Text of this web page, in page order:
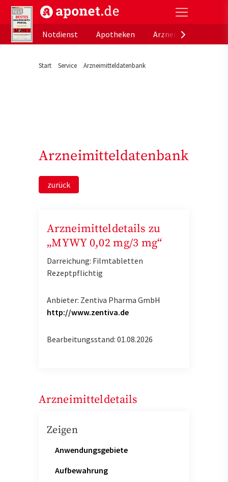
aponet.de - Das offizielle Gesundheitsportal der
Notdienst
Apotheken
Start Service Arzneimitteldatenbank
Arzneimitteldatenbank
zurück
Arzneimitteldetails zu
„MYWY 0,02 mg/3 mg“
Darreichung: Filmtabletten
Rezeptpflichtig
Anbieter: Zentiva Pharma GmbH
http://www.zentiva.de
Bearbeitungsstand: 01.08.2026
Arzneimitteldetails
Zeigen
Anwendungsgebiete
Aufbewahrung